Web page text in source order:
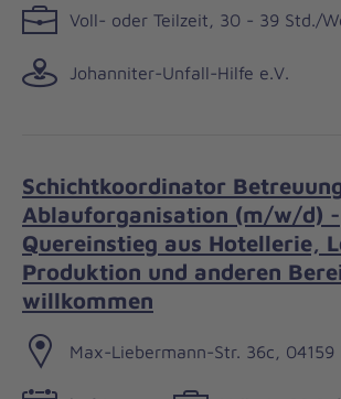
Voll- oder Teilzeit, 30 - 39 Std./
Johanniter-Unfall-Hilfe e.V.
Schichtkoordinator
Ablauforganisation (m/w/d) -
Quereinstieg aus Hotellerie,
Produktion und anderen
willkommen
Max-Liebermann-Str. 36c, 04159